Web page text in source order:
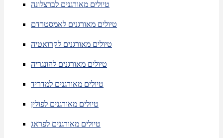
טיולים מאורגנים לברצלונה
טיולים מאורגנים לאמסטרדם
טיולים מאורגנים לקרואטיה
טיולים מאורגנים להונגריה
טיולים מאורגנים למדריד
טיולים מאורגנים לפולין
טיולים מאורגנים לפראג